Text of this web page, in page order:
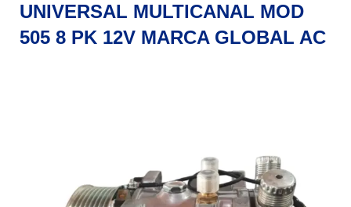
UNIVERSAL MULTICANAL MOD
505 8 PK 12V MARCA GLOBAL AC